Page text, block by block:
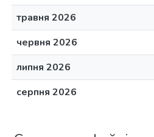
травня 2026
червня 2026
липня 2026
серпня 2026